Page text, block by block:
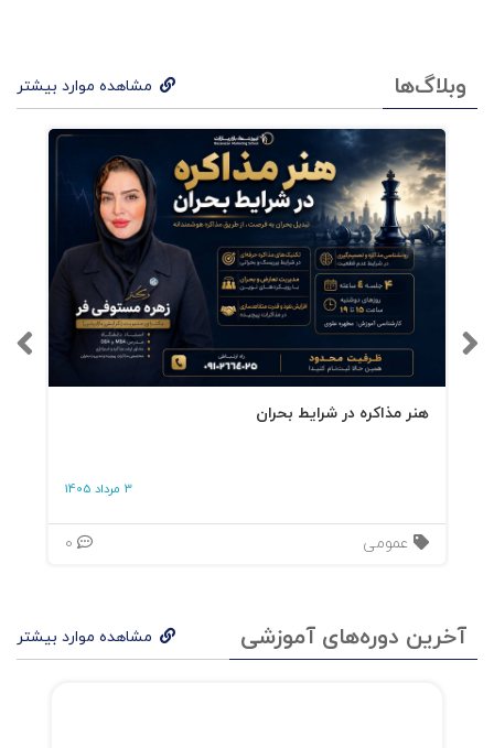
وبلاگ‌ها مشاهده موارد بیشتر
هنر مذاکره در شرایط بحران
3 مرداد 1405
عمومی
آخرین دوره‌های آموزشی مشاهده موارد بیشتر